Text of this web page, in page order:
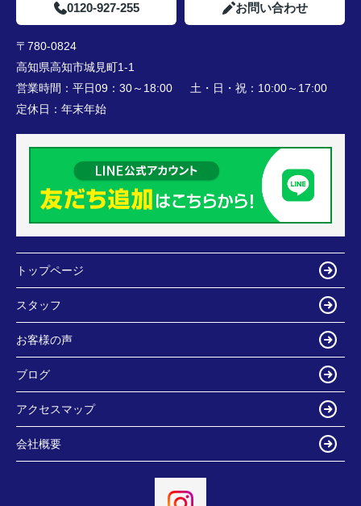
0120-927-255 お問い合わせ
〒780-0824
高知県高知市城見町1-1
営業時間： 平日09：30～18:00 土・日・祝：10:00～17:00
定休日： 年末年始
トップページ
スタッフ
お客様の声
ブログ
アクセスマップ
会社概要